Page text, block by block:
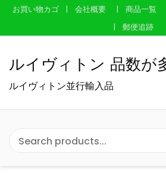
お買い物カゴ 会社概要 商品一覧
郵便追跡
ルイヴィトン 品数が
ルイヴィトン並行輸入品